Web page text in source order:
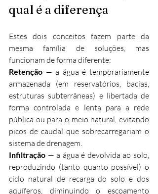
qual é a diferença
Estes dois conceitos fazem parte da
mesma família de soluções, mas
funcionam de forma diferente:
Retenção — a água é temporariamente
armazenada (em reservatórios, bacias,
estruturas subterrâneas) e libertada de
forma controlada e lenta para a rede
pública ou para o meio natural, evitando
picos de caudal que sobrecarregariam o
sistema de drenagem.
Infiltração — a água é devolvida ao solo,
reproduzindo (tanto quanto possível) o
ciclo natural de recarga do solo e dos
aquíferos, diminuindo o escoamento